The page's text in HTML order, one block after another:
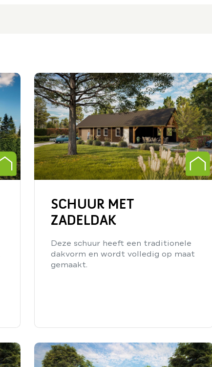
SCHUUR MET
ZADELDAK
Deze schuur heeft een traditionele
dakvorm en wordt volledig op maat
gemaakt.